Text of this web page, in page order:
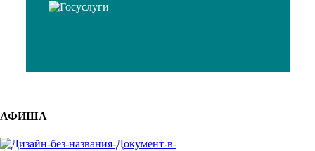
АФИША